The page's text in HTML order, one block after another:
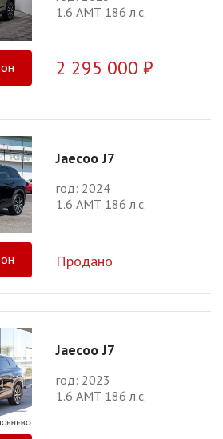
1.6 АМТ 186 л.с.
2 295 000 ₽
Jaecoo J7
год: 2024
1.6 АМТ 186 л.с.
Продано
Jaecoo J7
год: 2023
1.6 АМТ 186 л.с.